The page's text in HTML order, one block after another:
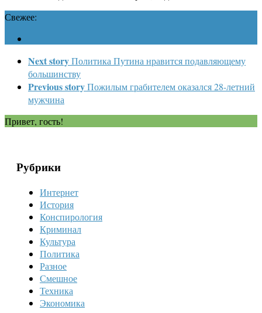
Свежее:
Next storyПолитика Путина нравится подавляющему
большинству
Previous storyПожилым грабителем оказался 28-летний
мужчина
Привет, гость!
Рубрики
Интернет
История
Конспирология
Криминал
Культура
Политика
Разное
Смешное
Техника
Экономика